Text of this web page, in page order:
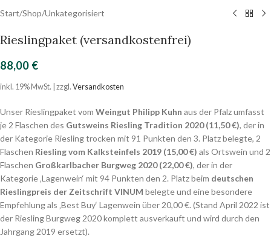
Start/Shop/Unkategorisiert
Rieslingpaket (versandkostenfrei)
88,00 €
inkl. 19% MwSt. | zzgl. Versandkosten
Unser Rieslingpaket vom Weingut Philipp Kuhn aus der Pfalz umfasst
je 2 Flaschen des Gutsweins Riesling Tradition 2020 (11,50 €), der in
der Kategorie Riesling trocken mit 91 Punkten den 3. Platz belegte, 2
Flaschen Riesling vom Kalksteinfels 2019 (15,00 €) als Ortswein und 2
Flaschen Großkarlbacher Burgweg 2020 (22,00 €), der in der
Kategorie ‚Lagenwein‘ mit 94 Punkten den 2. Platz beim deutschen
Rieslingpreis der Zeitschrift VINUM belegte und eine besondere
Empfehlung als ‚Best Buy‘ Lagenwein über 20,00 €. (Stand April 2022 ist
der Riesling Burgweg 2020 komplett ausverkauft und wird durch den
Jahrgang 2019 ersetzt).